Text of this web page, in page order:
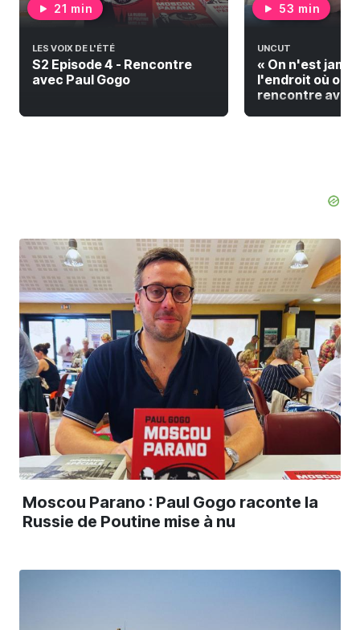
21 min
LES VOIX DE L'ÉTÉ
S2 Episode 4 - Rencontre
avec Paul Gogo
53 min
UNCUT
« On n'est
l'endroit où on
rencontre avec
Moscou Parano : Paul Gogo raconte la
Russie de Poutine mise à nu